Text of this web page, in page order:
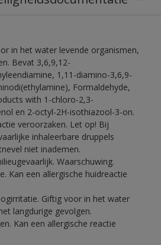
in het water levende organismen,
Bevat 3,6,9,12-
1,11-diamino-3,6,9-
Formaldehyde,
with 1-chloro-2,3-
en 2-octyl-2H-isothiazool-3-on.
veroorzaken. Let op! Bij
inhaleerbare druppels
niet inademen.
Waarschuwing.
Kan een allergische huidreactie
Giftig voor in het water
langdurige gevolgen.
Kan een allergische reactie